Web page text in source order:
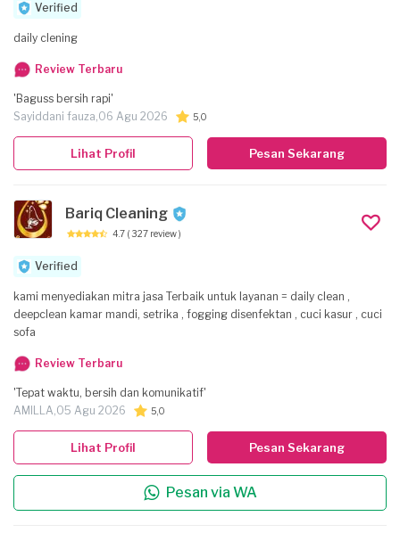
Verified
daily clening
Review Terbaru
'Baguss bersih rapi'
Sayiddani fauza,06 Agu 2026 5,0
Pesan Sekarang
Lihat Profil
Bariq Cleaning
4.7 ( 327 review )
Verified
kami menyediakan mitra jasa Terbaik untuk layanan = daily clean ,
deepclean kamar mandi, setrika , fogging disenfektan , cuci kasur , cuci
sofa
Review Terbaru
'Tepat waktu, bersih dan komunikatif'
AMILLA,05 Agu 2026 5,0
Pesan Sekarang
Pesan via WA
Lihat Profil